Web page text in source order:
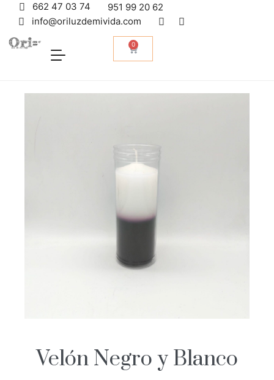
662 47 03 74
951 99 20 62
info@oriluzdemivida.com
0
Velón Negro y Blanco